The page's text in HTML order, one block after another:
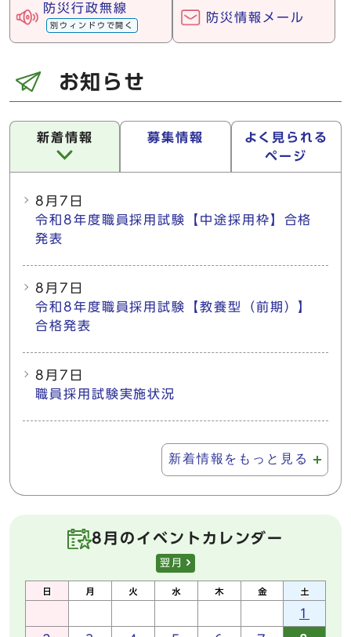
防災行政無線
別ウィンドウで開く
防災情報メール
お知らせ
新着情報 募集情報
よく見られる
ページ
8月7日
令和8年度職員採用試験【中途採用枠】合格
発表
8月7日
令和8年度職員採用試験【教養型（前期）】
合格発表
8月7日
職員採用試験実施状況
新着情報をもっと見る
8月のイベントカレンダー
翌月
1